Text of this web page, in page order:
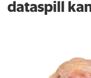
dataspill